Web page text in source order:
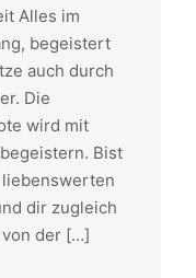
Alles im
begeistert
auch durch
Die
wird mit
Bist
dir zugleich
der […]